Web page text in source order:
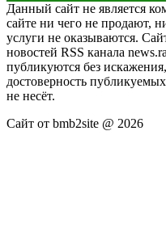
Данный сайт не является
сайте ни чего не продают,
услуги не оказываются.
новостей RSS канала
публикуются без искажения,
достоверность
не несёт.
Сайт от bmb2site @ 2026